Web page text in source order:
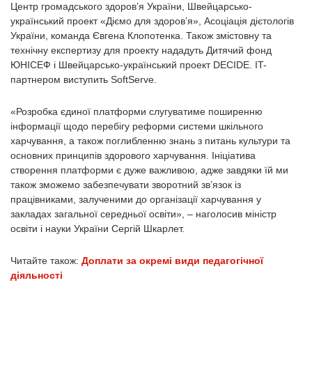
Центр громадського здоров’я України, Швейцарсько-
український проект «Діємо для здоров’я», Асоціація дієтологів
України, команда Євгена Клопотенка. Також змістовну та
технічну експертизу для проекту нададуть Дитячий фонд
ЮНІСЕФ і Швейцарсько-український проект DECIDE. IT-
партнером виступить SoftServe.
«Розробка єдиної платформи слугуватиме поширенню
інформації щодо перебігу реформи системи шкільного
харчування, а також поглибленню знань з питань культури та
основних принципів здорового харчування. Ініціатива
створення платформи є дуже важливою, адже завдяки їй ми
також зможемо забезпечувати зворотний зв’язок із
працівниками, залученими до організації харчування у
закладах загальної середньої освіти», – наголосив міністр
освіти і науки України Сергій Шкарлет.
Читайте також: Доплати за окремі види педагогічної
діяльності